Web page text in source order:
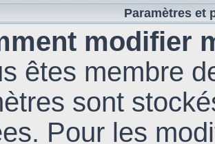
Paramètres et
modifier
êtes membre
sont
Pour les